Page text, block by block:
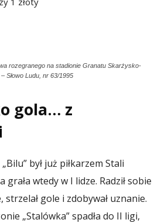
rozegranego na stadionie Granatu Skarżysko-
Słowo Ludu, nr 63/1995
gola… z
był już piłkarzem Stali
wtedy w I lidze. Radził sobie
gole i zdobywał uznanie.
„Stalówka” spadła do II ligi,